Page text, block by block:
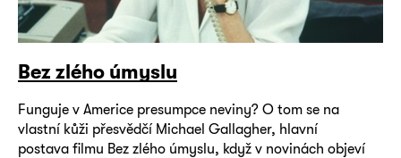
Bez zlého úmyslu
Funguje v Americe presumpce neviny? O tom se na
vlastní kůži přesvědčí Michael Gallagher, hlavní
postava filmu Bez zlého úmyslu, když v novinách objeví